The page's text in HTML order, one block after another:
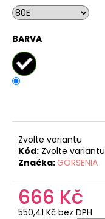
BARVA
Zvolte variantu
Kód: Zvolte variantu
Značka:GORSENIA
666 Kč
550,41 Kč bez DPH
D
o
p
o
č
u
e
e